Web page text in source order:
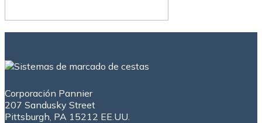
Corporación Pannier
207 Sandusky Street
Pittsburgh, PA 15212 EE.UU.